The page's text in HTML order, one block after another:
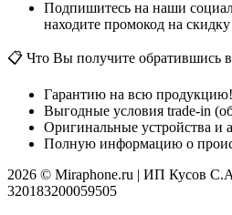
Подпишитесь на наши
находите промокод на
📋 Что Вы получите обратившись в
Гарантию на всю продукцию!
Выгодные условия trade-in
Оригинальные устройства и
Полную информацию о
2026 © Miraphone.ru | ИП Кусов
320183200059505